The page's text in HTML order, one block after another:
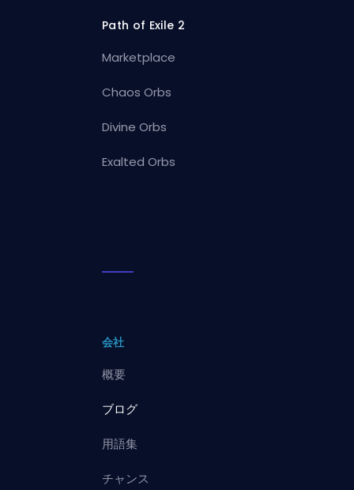
Path of Exile 2
Marketplace
Chaos Orbs
Divine Orbs
Exalted Orbs
会社
概要
ブログ
用語集
チャンス